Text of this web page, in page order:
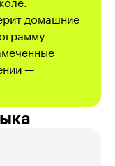
домашние
—